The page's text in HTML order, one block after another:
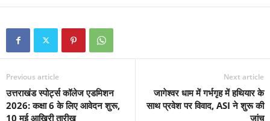
Previous article
उत्तराखंड स्पोर्ट्स कॉलेज एडमिशन
2026: कक्षा 6 के लिए आवेदन शुरू,
10 मई आखिरी तारीख
Next article
जागेश्वर धाम में गर्भगृह में हथियार के
साथ प्रवेश पर विवाद, ASI ने शुरू की
जांच